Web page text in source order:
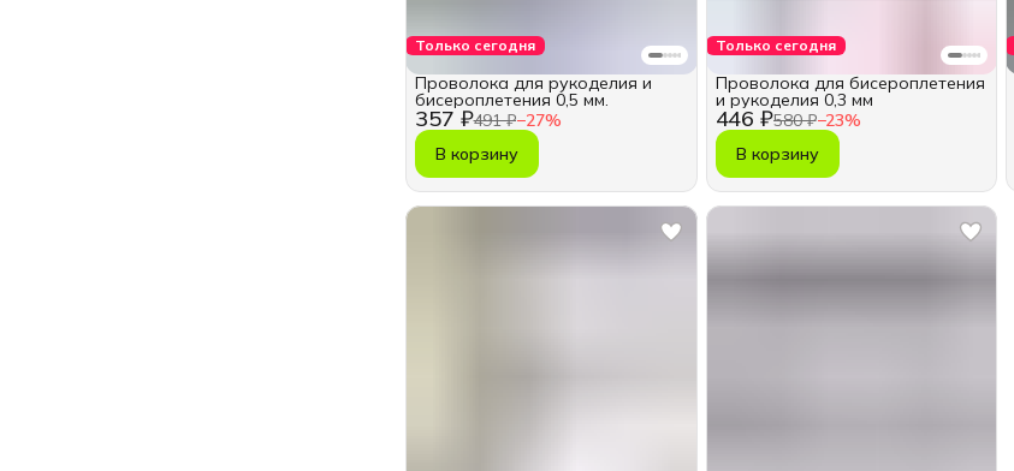
Только сегодня
357 ₽491 ₽−27%
Проволока для рукоделия и
бисероплетения 0,5 мм.
В корзину
Только сегодня
446 ₽580 ₽−23%
Проволока для бисероплетения
и рукоделия 0,3 мм
В корзину